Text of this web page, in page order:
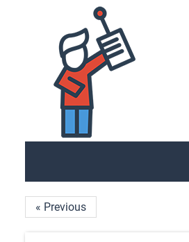
« Previous